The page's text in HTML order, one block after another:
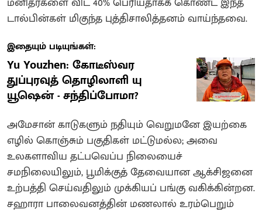
டால்பின்கள் மிகுந்த புத்திசாலித்தனம் வாய்ந்தவை.
இதையும் படியுங்கள்:
Yu Youzhen: கோடீஸ்வர
துப்புரவுத் தொழிலாளி யு
யூஷென் - சந்திப்போமா?
அமேசான் காடுகளும் நதியும் வெறுமனே இயற்கை
எழில் கொஞ்சும் பகுதிகள் மட்டுமல்ல; அவை
உலகளாவிய தட்பவெப்ப நிலையைச்
சமநிலையிலும், பூமிக்குத் தேவையான ஆக்சிஜனை
உற்பத்தி செய்வதிலும் முக்கியப் பங்கு வகிக்கின்றன.
சஹாரா பாலைவனத்தின் மணலால் உரம்பெறும்